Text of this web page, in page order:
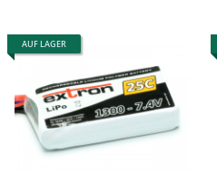
AUF LAGER